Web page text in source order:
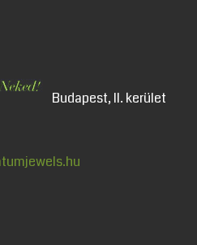
Budapest, II. kerület